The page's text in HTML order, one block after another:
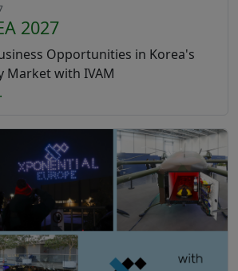
2027
Opportunities in Korea's
Market with IVAM